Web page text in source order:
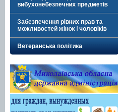
вибухонебезпечних предметів
Забезпечення рівних прав та
можливостей жінок і чоловіків
Ветеранська політика